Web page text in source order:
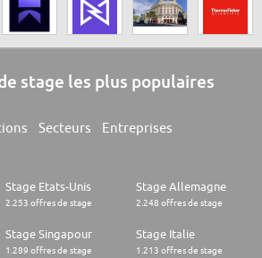
stage les plus populaires
Secteurs Entreprises
Stage Etats-Unis
2.253 offres de stage
Stage Allemagne
2.248 offres de stage
Stage Singapour
1.289 offres de stage
Stage Italie
1.213 offres de stage